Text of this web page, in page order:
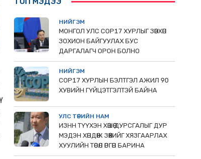
НИЙГЭМ
МОНГОЛ УЛС СОР17 ХУРЛЫГ ЗӨВХӨН
ЗОХИОН БАЙГУУЛАХ БУС
ДАРГАЛАГЧ ОРОН БОЛНО
НИЙГЭМ
COP17 ХУРЛЫН БЭЛТГЭЛ АЖИЛ 90
ХУВИЙН ГҮЙЦЭТГЭЛТЭЙ БАЙНА
УЛС ТӨРИЙН НАМ
ИЗНН ТҮҮХЭН ХӨШӨӨ ДУРСГАЛЫГ ДУР
МЭДЭН ХӨНДӨЖ ЗӨӨХИЙГ ХЯЗГААРЛАХ
ХУУЛИЙН ТӨСӨЛ ӨРГӨН БАРИНА